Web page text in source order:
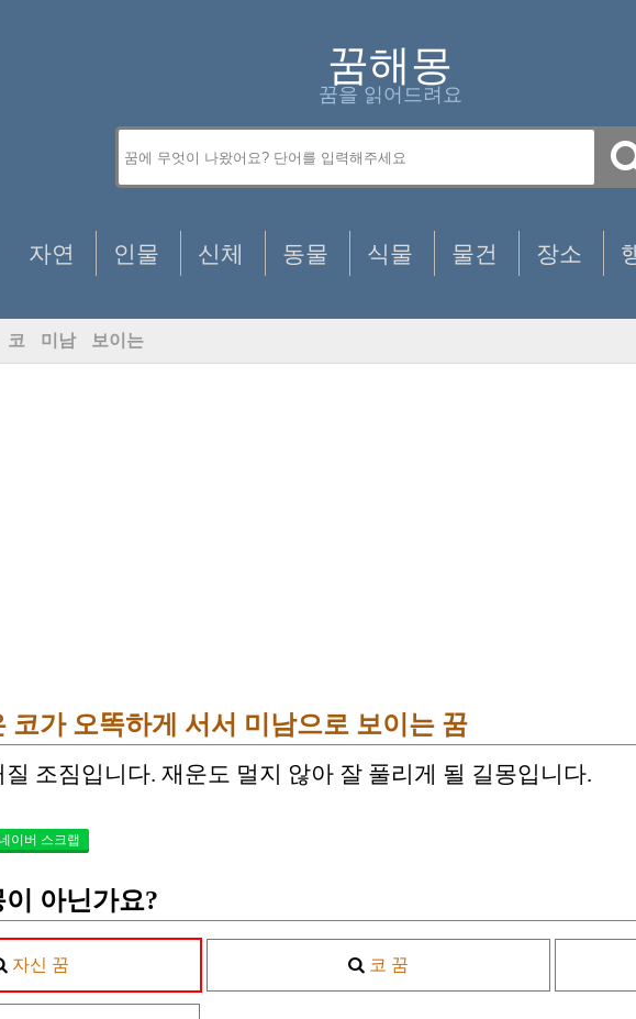
꿈해몽
꿈을 읽어드려요
자연 인물 신체 동물 식물 물건 장소
코 미남 보이는
코가 오똑하게 서서 미남으로 보이는 꿈
조짐입니다. 재운도 멀지 않아 잘 풀리게 될 길몽입니다.
이버 스크랩
아닌가요?
자신 꿈 코 꿈